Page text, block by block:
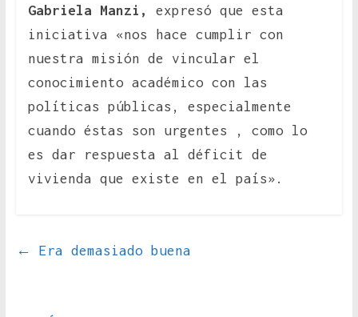
Gabriela Manzi,
expresó que esta
iniciativa «nos hace cumplir con
nuestra misión de vincular el
conocimiento académico con las
políticas públicas, especialmente
cuando éstas son urgentes , como lo
es dar respuesta al déficit de
vivienda que existe en el país».
← Era demasiado buena